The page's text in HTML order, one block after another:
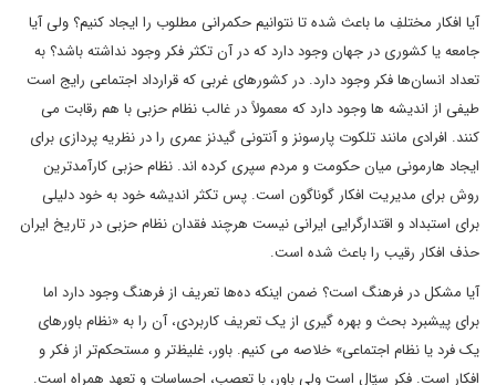
آیا افکار مختلفِ ما باعث شده تا نتوانیم حکمرانی مطلوب را ایجاد کنیم؟ ولی آیا
جامعه یا کشوری در جهان وجود دارد که در آن تکثر فکر وجود نداشته باشد؟ به
تعداد انسان‌ها فکر وجود دارد. در کشورهای غربی که قرارداد اجتماعی رایج است
طیفی از اندیشه ها وجود دارد که معمولاً در غالب نظام حزبی با هم رقابت می
کنند. افرادی مانند تلکوت پارسونز و آنتونی گیدنز عمری را در نظریه پردازی برای
ایجاد هارمونی میان حکومت و مردم سپری کرده اند. نظام حزبی کارآمدترین
روش برای مدیریت افکار گوناگون است. پس تکثر اندیشه خود به خود دلیلی
برای استبداد و اقتدارگرایی ایرانی نیست هرچند فقدان نظام حزبی در تاریخ ایران
حذف افکار رقیب را باعث شده است.
آیا مشکل در فرهنگ است؟ ضمن اینکه ده‌ها تعریف از فرهنگ وجود دارد اما
برای پیشبرد بحث و بهره گیری از یک تعریف کاربردی، آن را به «نظام باورهای
یک فرد یا نظام اجتماعی» خلاصه می کنیم. باور، غلیظ‌تر و مستحکم‌تر از فکر و
افکار است. فکر سیّال است ولی باور، با تعصب، احساسات و تعهد همراه است.